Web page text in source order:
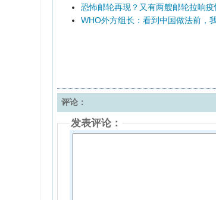
恐怖邮轮再现？又有两艘邮轮拉响
WHO外方组长：看到中国做法前，
评论：
发表评论：